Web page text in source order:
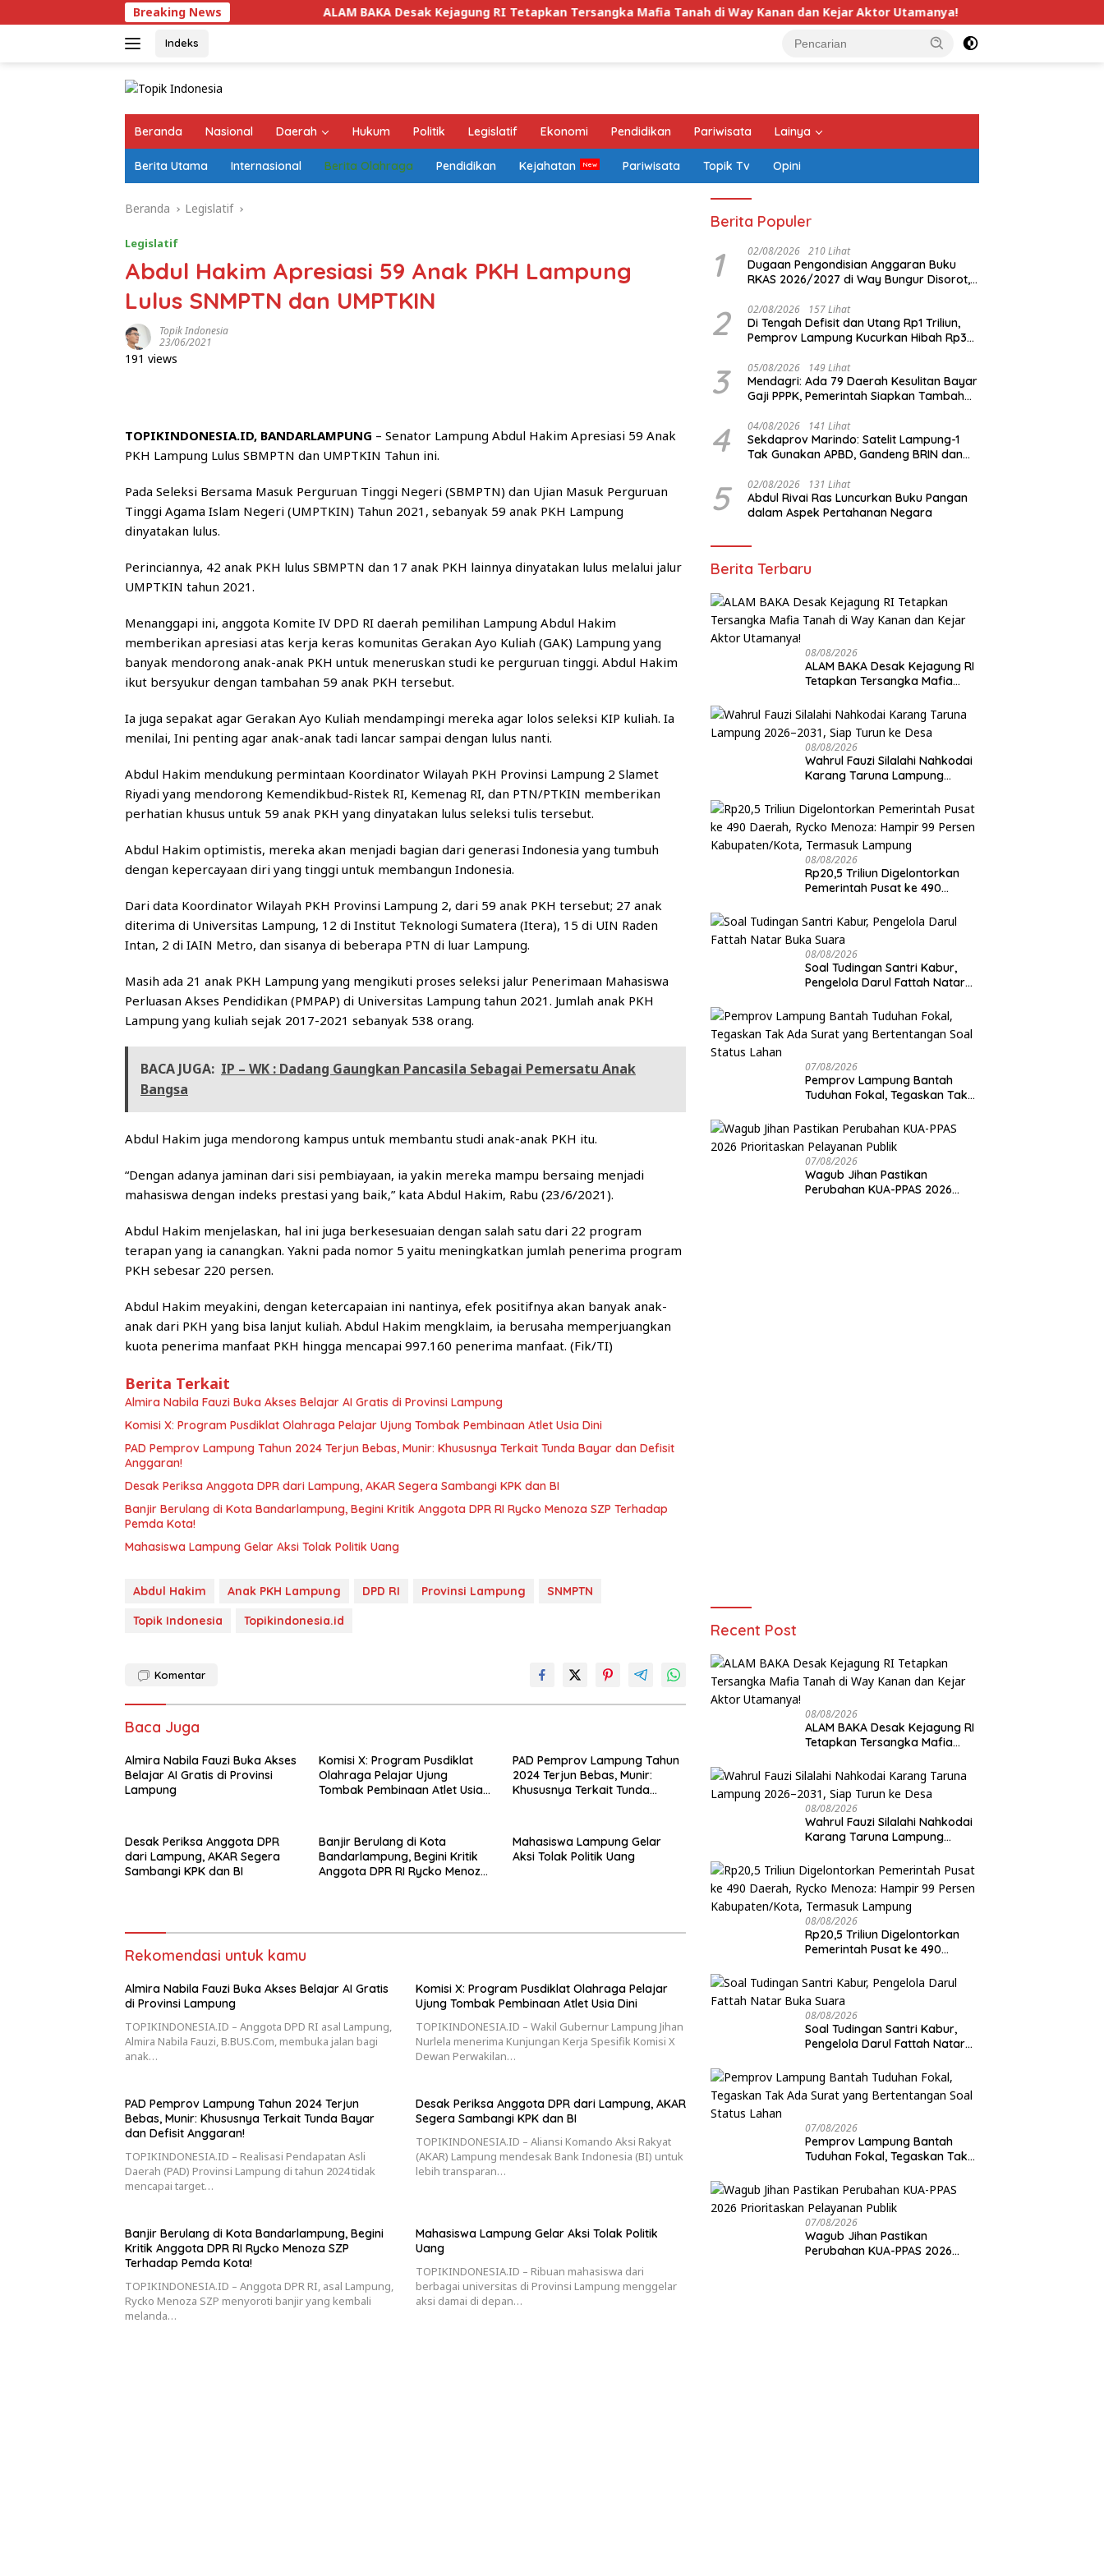
ke
Breaking News ALAM BAKA Desak Kejagung RI Tetapkan Tersangka Mafia Tanah di Way Kanan dan Kejar Aktor Utamanya! Wahrul Fauzi Silalahi
Indeks
Beranda Nasional Daerah Hukum Politik Legislatif Ekonomi Pendidikan Pariwisata Lainya
Berita Utama Internasional Berita Olahraga Pendidikan Kejahatan Pariwisata Topik Tv Opini
Beranda Legislatif
Legislatif
Abdul Hakim Apresiasi 59 Anak PKH Lampung
Lulus SNMPTN dan UMPTKIN
Topik Indonesia
23/06/2021
191 views
TOPIKINDONESIA.ID, BANDARLAMPUNG – Senator Lampung Abdul Hakim Apresiasi 59 Anak
PKH Lampung Lulus SBMPTN dan UMPTKIN Tahun ini.
Pada Seleksi Bersama Masuk Perguruan Tinggi Negeri (SBMPTN) dan Ujian Masuk Perguruan
Tinggi Agama Islam Negeri (UMPTKIN) Tahun 2021, sebanyak 59 anak PKH Lampung
dinyatakan lulus.
Perinciannya, 42 anak PKH lulus SBMPTN dan 17 anak PKH lainnya dinyatakan lulus melalui jalur
UMPTKIN tahun 2021.
Menanggapi ini, anggota Komite IV DPD RI daerah pemilihan Lampung Abdul Hakim
memberikan apresiasi atas kerja keras komunitas Gerakan Ayo Kuliah (GAK) Lampung yang
banyak mendorong anak-anak PKH untuk meneruskan studi ke perguruan tinggi. Abdul Hakim
ikut bersyukur dengan tambahan 59 anak PKH tersebut.
Ia juga sepakat agar Gerakan Ayo Kuliah mendampingi mereka agar lolos seleksi KIP kuliah. Ia
menilai, Ini penting agar anak-anak tadi lancar sampai dengan lulus nanti.
Abdul Hakim mendukung permintaan Koordinator Wilayah PKH Provinsi Lampung 2 Slamet
Riyadi yang mendorong Kemendikbud-Ristek RI, Kemenag RI, dan PTN/PTKIN memberikan
perhatian khusus untuk 59 anak PKH yang dinyatakan lulus seleksi tulis tersebut.
Abdul Hakim optimistis, mereka akan menjadi bagian dari generasi Indonesia yang tumbuh
dengan kepercayaan diri yang tinggi untuk membangun Indonesia.
Dari data Koordinator Wilayah PKH Provinsi Lampung 2, dari 59 anak PKH tersebut; 27 anak
diterima di Universitas Lampung, 12 di Institut Teknologi Sumatera (Itera), 15 di UIN Raden
Intan, 2 di IAIN Metro, dan sisanya di beberapa PTN di luar Lampung.
Masih ada 21 anak PKH Lampung yang mengikuti proses seleksi jalur Penerimaan Mahasiswa
Perluasan Akses Pendidikan (PMPAP) di Universitas Lampung tahun 2021. Jumlah anak PKH
Lampung yang kuliah sejak 2017-2021 sebanyak 538 orang.
BACA JUGA: IP – WK : Dadang Gaungkan Pancasila Sebagai Pemersatu Anak
Bangsa
Abdul Hakim juga mendorong kampus untuk membantu studi anak-anak PKH itu.
“Dengan adanya jaminan dari sisi pembiayaan, ia yakin mereka mampu bersaing menjadi
mahasiswa dengan indeks prestasi yang baik,” kata Abdul Hakim, Rabu (23/6/2021).
Abdul Hakim menjelaskan, hal ini juga berkesesuaian dengan salah satu dari 22 program
terapan yang ia canangkan. Yakni pada nomor 5 yaitu meningkatkan jumlah penerima program
PKH sebesar 220 persen.
Abdul Hakim meyakini, dengan ketercapaian ini nantinya, efek positifnya akan banyak anak-
anak dari PKH yang bisa lanjut kuliah. Abdul Hakim mengklaim, ia berusaha memperjuangkan
kuota penerima manfaat PKH hingga mencapai 997.160 penerima manfaat. (Fik/TI)
Berita Terkait
Almira Nabila Fauzi Buka Akses Belajar AI Gratis di Provinsi Lampung
Komisi X: Program Pusdiklat Olahraga Pelajar Ujung Tombak Pembinaan Atlet Usia Dini
PAD Pemprov Lampung Tahun 2024 Terjun Bebas, Munir: Khususnya Terkait Tunda Bayar dan Defisit
Anggaran!
Desak Periksa Anggota DPR dari Lampung, AKAR Segera Sambangi KPK dan BI
Banjir Berulang di Kota Bandarlampung, Begini Kritik Anggota DPR RI Rycko Menoza SZP Terhadap
Pemda Kota!
Mahasiswa Lampung Gelar Aksi Tolak Politik Uang
Abdul Hakim Anak PKH Lampung DPD RI Provinsi Lampung
SNMPTN
Topik Indonesia
Topikindonesia.id
Komentar
Baca Juga
Almira Nabila Fauzi Buka Akses
Belajar AI Gratis di Provinsi
Lampung
Komisi X: Program Pusdiklat
Olahraga Pelajar Ujung
Tombak Pembinaan Atlet Usia
PAD Pemprov Lampung Tahun
2024 Terjun Bebas, Munir:
Khususnya Terkait Tunda
Desak Periksa Anggota DPR
dari Lampung, AKAR Segera
Sambangi KPK dan BI
Banjir Berulang di Kota
Bandarlampung, Begini Kritik
Anggota DPR RI Rycko Menoza
Mahasiswa Lampung Gelar
Aksi Tolak Politik Uang
Rekomendasi untuk kamu
Almira Nabila Fauzi Buka Akses Belajar AI Gratis
di Provinsi Lampung
TOPIKINDONESIA.ID – Anggota DPD RI asal Lampung,
Almira Nabila Fauzi, B.BUS.Com, membuka jalan bagi
anak…
Komisi X: Program Pusdiklat Olahraga Pelajar
Ujung Tombak Pembinaan Atlet Usia Dini
TOPIKINDONESIA.ID – Wakil Gubernur Lampung Jihan
Nurlela menerima Kunjungan Kerja Spesifik Komisi X
Dewan Perwakilan…
PAD Pemprov Lampung Tahun 2024 Terjun
Bebas, Munir: Khususnya Terkait Tunda Bayar
dan Defisit Anggaran!
TOPIKINDONESIA.ID – Realisasi Pendapatan Asli
Daerah (PAD) Provinsi Lampung di tahun 2024 tidak
mencapai target…
Desak Periksa Anggota DPR dari Lampung, AKAR
Segera Sambangi KPK dan BI
TOPIKINDONESIA.ID – Aliansi Komando Aksi Rakyat
(AKAR) Lampung mendesak Bank Indonesia (BI) untuk
lebih transparan…
Banjir Berulang di Kota Bandarlampung, Begini
Kritik Anggota DPR RI Rycko Menoza SZP
Terhadap Pemda Kota!
TOPIKINDONESIA.ID – Anggota DPR RI, asal Lampung,
Rycko Menoza SZP menyoroti banjir yang kembali
melanda…
Mahasiswa Lampung Gelar Aksi Tolak Politik
Uang
TOPIKINDONESIA.ID – Ribuan mahasiswa dari
berbagai universitas di Provinsi Lampung menggelar
aksi damai di depan…
Berita Populer
1 02/08/2026 210 Lihat
Dugaan Pengondisian Anggaran Buku
RKAS 2026/2027 di Way Bungur Disorot,
Keuntungan untuk Rekreasi
2 02/08/2026 157 Lihat
Di Tengah Defisit dan Utang Rp1 Triliun,
Pemprov Lampung Kucurkan Hibah Rp35
3 05/08/2026 149 Lihat
Mendagri: Ada 79 Daerah Kesulitan Bayar
Gaji PPPK, Pemerintah Siapkan Tambahan
4 04/08/2026 141 Lihat
Sekdaprov Marindo: Satelit Lampung-1
Tak Gunakan APBD, Gandeng BRIN dan
Berbasis Data
5 02/08/2026 131 Lihat
Abdul Rivai Ras Luncurkan Buku Pangan
dalam Aspek Pertahanan Negara
Berita Terbaru
08/08/2026
ALAM BAKA Desak Kejagung RI
Tetapkan Tersangka Mafia
Aktor Utamanya!
08/08/2026
Wahrul Fauzi Silalahi Nahkodai
Karang Taruna Lampung
08/08/2026
Rp20,5 Triliun Digelontorkan
Pemerintah Pusat ke 490
99 Persen Kabupaten/Kota,
Termasuk Lampung
08/08/2026
Soal Tudingan Santri Kabur,
Pengelola Darul Fattah Natar
07/08/2026
Pemprov Lampung Bantah
Tuduhan Fokal, Tegaskan Tak
Soal Status Lahan
07/08/2026
Wagub Jihan Pastikan
Perubahan KUA-PPAS 2026
Recent Post
08/08/2026
ALAM BAKA Desak Kejagung RI
Tetapkan Tersangka Mafia
Aktor Utamanya!
08/08/2026
Wahrul Fauzi Silalahi Nahkodai
Karang Taruna Lampung
08/08/2026
Rp20,5 Triliun Digelontorkan
Pemerintah Pusat ke 490
99 Persen Kabupaten/Kota,
Termasuk Lampung
08/08/2026
Soal Tudingan Santri Kabur,
Pengelola Darul Fattah Natar
07/08/2026
Pemprov Lampung Bantah
Tuduhan Fokal, Tegaskan Tak
Soal Status Lahan
07/08/2026
Wagub Jihan Pastikan
Perubahan KUA-PPAS 2026